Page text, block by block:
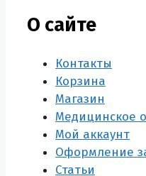
О сайте
Контакты
Корзина
Магазин
Медицинское
Мой аккаунт
Оформление
Статьи